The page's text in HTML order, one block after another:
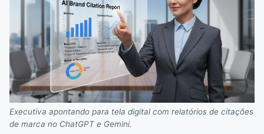
Executiva apontando para tela digital com relatórios de citações
de marca no ChatGPT e Gemini.